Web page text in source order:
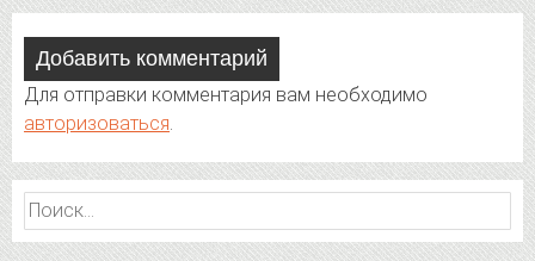
Добавить комментарий
Для отправки комментария вам необходимо
авторизоваться
Найти: